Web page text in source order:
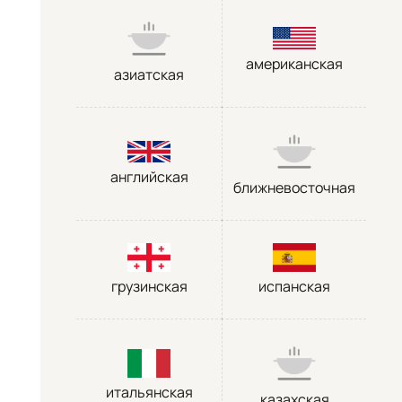
азиатская
американская
английская
ближневосточная
грузинская испанская
итальянская